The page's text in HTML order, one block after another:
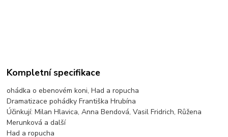
Kompletní specifikace
ohádka o ebenovém koni, Had a ropucha
Dramatizace pohádky Františka Hrubína
Účinkují: Milan Hlavica, Anna Bendová, Vasil Fridrich, Růžena
Merunková a další
Had a ropucha